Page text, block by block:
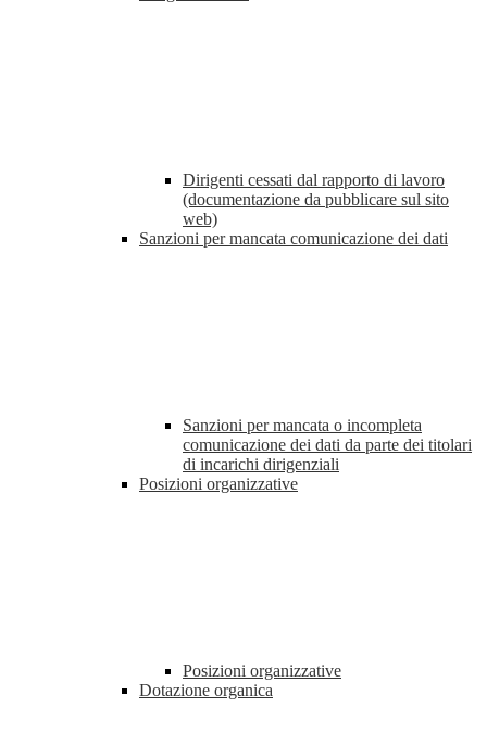
Dirigenti cessati dal rapporto di lavoro
(documentazione da pubblicare sul sito
web)
Sanzioni per mancata comunicazione dei dati
Sanzioni per mancata o incompleta
comunicazione dei dati da parte dei titolari
di incarichi dirigenziali
Posizioni organizzative
Posizioni organizzative
Dotazione organica